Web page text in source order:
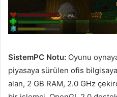
SistemPC Notu: Oyunu
piyasaya sürülen ofis
alan, 2 GB RAM, 2.0 GHz